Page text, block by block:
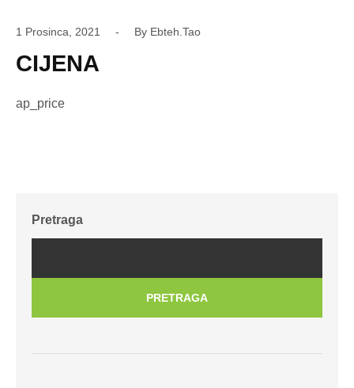
1 Prosinca, 2021 By Ebteh.tao
CIJENA
ap_price
Pretraga
PRETRAGA